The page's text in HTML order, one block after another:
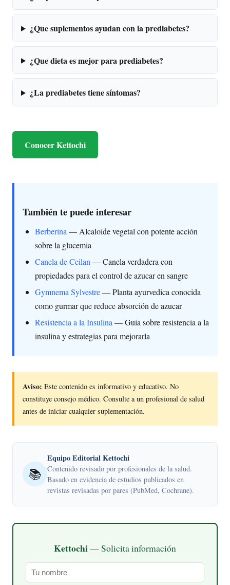
¿Que suplementos ayudan con la prediabetes?
¿Que dieta es mejor para prediabetes?
¿La prediabetes tiene síntomas?
Conocer Kettochi
También te puede interesar
Berberina— Alcaloide vegetal con potente acción
sobre la glucemia
Canela de Ceilan — Canela verdadera con
propiedades para el control de azucar en sangre
Gymnema Sylvestre— Planta ayurvedica conocida
como gurmar que reduce absorción de azucar
Resistencia a la Insulina — Guia sobre resistencia a la
insulina y estrategias para mejorarla
Aviso: Este contenido es informativo y educativo. No
constituye consejo médico. Consulte a un profesional de salud
antes de iniciar cualquier suplementación.
📚
Equipo Editorial Kettochi
Contenido revisado por profesionales de la salud.
Basado en evidencia de estudios publicados en
revistas revisadas por pares (PubMed, Cochrane).
Kettochi— Solicita información